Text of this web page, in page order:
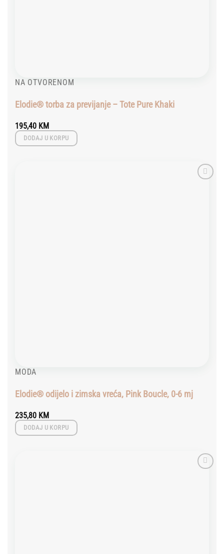
NA OTVORENOM
Elodie® torba za previjanje – Tote Pure Khaki
195,40 KM
DODAJ U KORPU
MODA
Elodie® odijelo i zimska vreća, Pink Boucle, 0-6 mj
235,80 KM
DODAJ U KORPU